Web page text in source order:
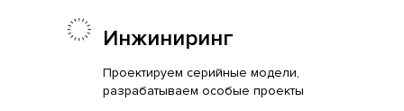
Инжиниринг
Проектируем серийные модели,
разрабатываем особые проекты